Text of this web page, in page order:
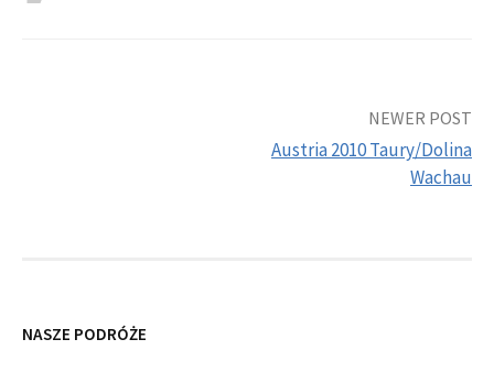
NEWER POST
Austria 2010 Taury/Dolina
Wachau
NASZE PODRÓŻE